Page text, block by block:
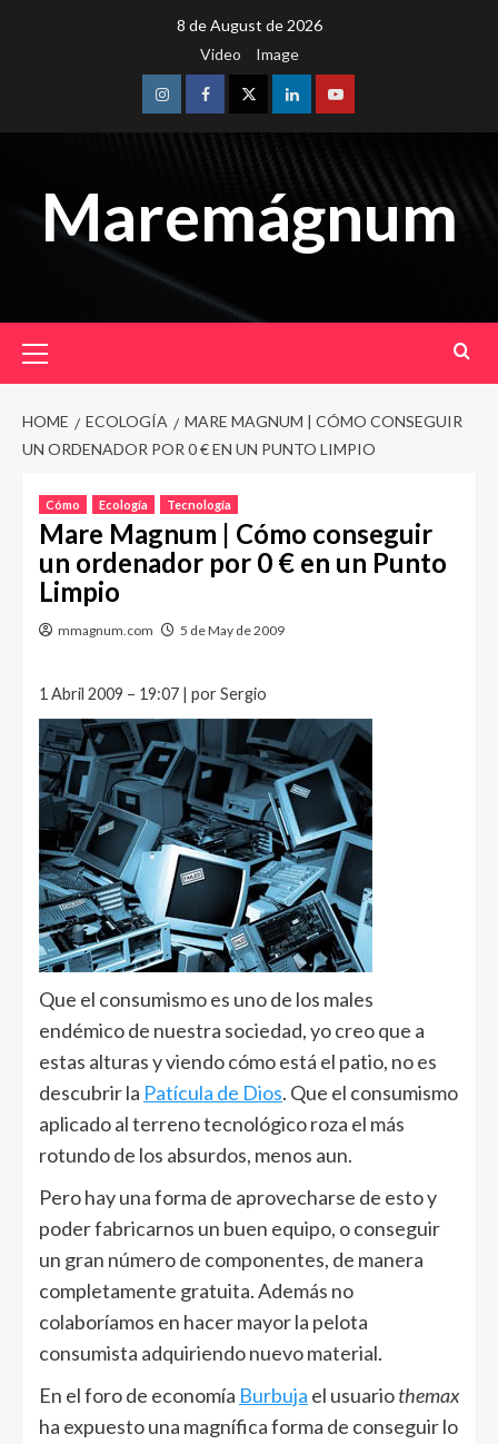
8 de August de 2026
Video
Image
InstagramFacebookTwitterLinkedinYoutube
Maremágnum
Menu
HOME ECOLOGÍA
MARE MAGNUM | CÓMO CONSEGUIR
UN ORDENADOR POR 0 € EN UN PUNTO LIMPIO
Cómo Ecología Tecnología
Mare Magnum | Cómo conseguir
un ordenador por 0 € en un Punto
Limpio
mmagnum.com 5 de May de 2009
1 Abril 2009 – 19:07 | por Sergio
Que el consumismo es uno de los males
endémico de nuestra sociedad, yo creo que a
estas alturas y viendo cómo está el patio, no es
descubrir la Patícula de Dios. Que el consumismo
aplicado al terreno tecnológico roza el más
rotundo de los absurdos, menos aun.
Pero hay una forma de aprovecharse de esto y
poder fabricarnos un buen equipo, o conseguir
un gran número de componentes, de manera
completamente gratuita. Además no
colaboríamos en hacer mayor la pelota
consumista adquiriendo nuevo material.
En el foro de economía Burbuja el usuariothemax
ha expuesto una magnífica forma de conseguir lo